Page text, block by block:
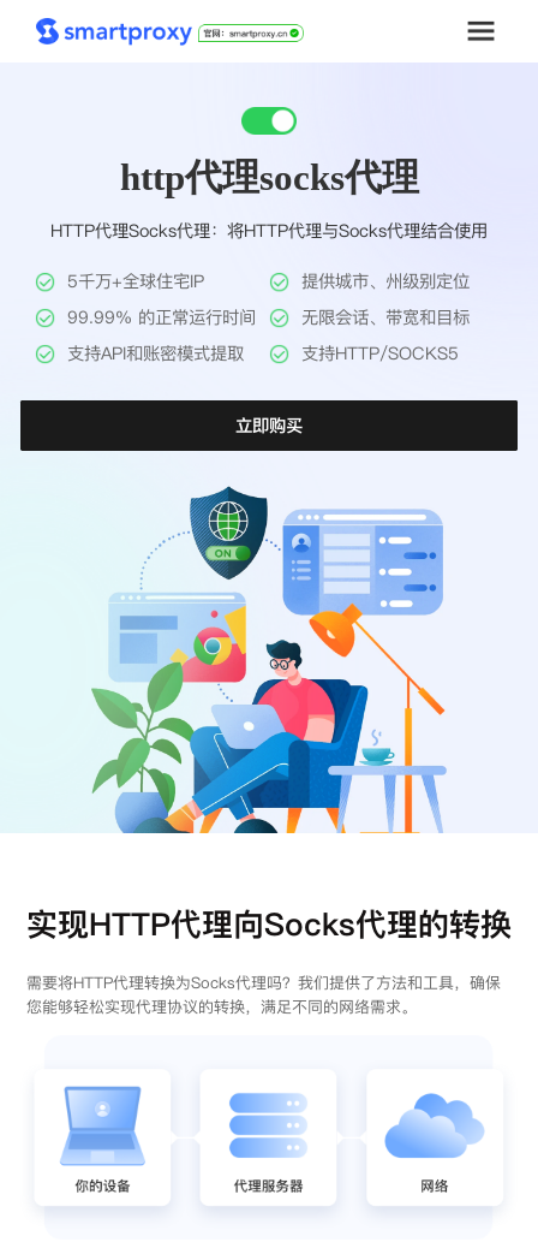
解决方案
工具
帮助中心
http代理socks代理
HTTP代理Socks代理：将HTTP代理与Socks代理结合使用
5千万+全球住宅IP
提供城市、州级别定位
99.99% 的正常运行时间
无限会话、带宽和目标
支持API和账密模式提取
支持HTTP/SOCKS5
立即购买
实现HTTP代理向Socks代理的转换
需要将HTTP代理转换为Socks代理吗？我们提供了方法和工具，确保
您能够轻松实现代理协议的转换，满足不同的网络需求。